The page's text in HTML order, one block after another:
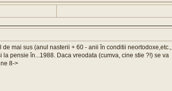
de mai sus (anul nasterii + 60 - anii în conditii neortodoxe,etc.,
pensie în...1988. Daca vreodata (cumva, cine stie ?!) se va
8->